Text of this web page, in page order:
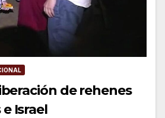
de rehenes
Israel